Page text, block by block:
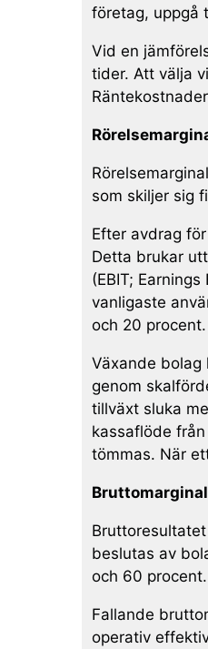
företag, uppgå
Vid en
tider. Att välja
som skiljer sig
Efter avdrag
Detta brukar
(EBIT;
vanligaste
och 20 procent.
Växande bolag
genom
tillväxt sluka
kassaflöde
tömmas. När
Bruttomarginal
beslutas av
och 60
Fallande
operativ